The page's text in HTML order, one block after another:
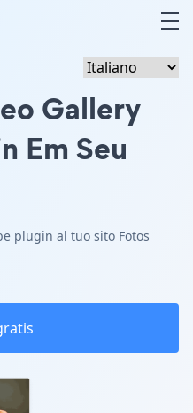
Gallery
Em Seu
plugin al tuo sito Fotos